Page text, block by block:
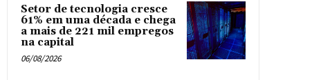
Setor de tecnologia cresce
61% em uma década e chega
a mais de 221 mil empregos
na capital
06/08/2026